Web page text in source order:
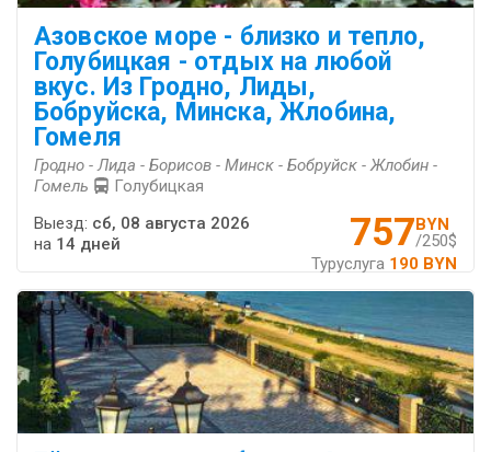
Азовское море - близко и тепло,
Голубицкая - отдых на любой
вкус. Из Гродно, Лиды,
Бобруйска, Минска, Жлобина,
Гомеля
Гродно - Лида - Борисов - Минск - Бобруйск - Жлобин -
Гомель
Голубицкая
757BYN
/250$
Туруслуга 190 BYN
Выезд: сб, 08 августа 2026
на 14 дней